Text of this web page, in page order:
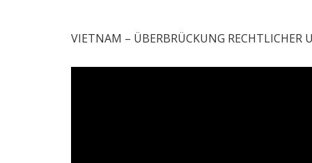
VIETNAM – ÜBERBRÜCKUNG RECHTLICHER